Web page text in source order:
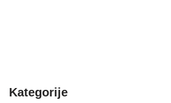
Kategorije